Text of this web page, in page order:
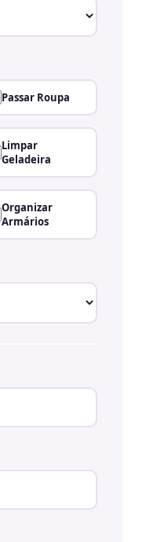
Passar Roupa
Limpar
Geladeira
Organizar
Armários